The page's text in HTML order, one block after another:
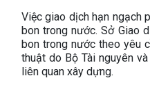
Việc giao dịch hạn ngạch
bon trong nước. Sở Giao
bon trong nước theo yêu
thuật do Bộ Tài nguyên
liên quan xây dựng.